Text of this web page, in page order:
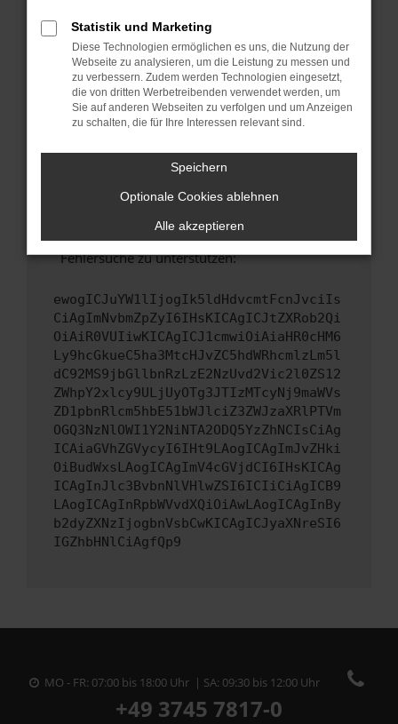
Betriebssystem auf dem neuesten Stand
sind.
Veraltete Software birgt nicht nur ein
Sicherheitsrisiko, sondern kann auch dazu
führen, dass bestimmte Funktionen nicht mehr
unterstützt werden.
Wende dich an den Webseitenbetreiber.
Wenn du alle oben genannten Schritte versucht
hast, kontaktiere uns bitte. Wir werden
versuchen, das Problem zu beheben. Du kannst
uns diesen Text schicken, um uns bei der
Fehlersuche zu unterstützen:
ewogICJuYW1lIjogIk5ldHdvcmtFcnJvciIs
CiAgImNvbmZpZyI6IHsKICAgICJtZXRob2Qi
OiAiR0VUIiwKICAgICJ1cmwiOiAiaHR0cHM6
Ly9hcGkueC5ha3MtcHJvZC5hdWRhcmlzLm5l
dC92MS9jbGllbnRzLzE2NzUvd2Vic2l0ZS12
ZWhpY2xlcy9ULjUyOTg3JTIzMTcyNj9maWVs
ZD1pbnRlcm5hbE51bWJlciZ3ZWJzaXRlPTVm
OGQ3NzNlOWI1Y2NiNTA2ODQ5YzZhNCIsCiAg
ICAiaGVhZGVycyI6IHt9LAogICAgImJvZHki
OiBudWxsLAogICAgImV4cGVjdCI6IHsKICAg
ICAgInJlc3BvbnNlVHlwZSI6ICIiCiAgICB9
LAogICAgInRpbWVvdXQiOiAwLAogICAgInBy
b2dyZXNzIjogbnVsbCwKICAgICJyaXNreSI6
IGZhbHNlCiAgfQp9
MO - FR: 07:00 bis 18:00 Uhr | SA: 09:30 bis 12:00 Uhr
+49 3745 7817-0
Statistik und Marketing
Diese Technologien ermöglichen es uns, die Nutzung der
Webseite zu analysieren, um die Leistung zu messen und
zu verbessern. Zudem werden Technologien eingesetzt,
die von dritten Werbetreibenden verwendet werden, um
Sie auf anderen Webseiten zu verfolgen und um Anzeigen
zu schalten, die für Ihre Interessen relevant sind.
Speichern
Optionale Cookies ablehnen
Alle akzeptieren